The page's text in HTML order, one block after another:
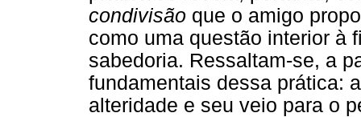
condivisão que o amigo
como uma questão interior à
sabedoria. Ressaltam-se, a
fundamentais dessa prática:
alteridade e seu veio para o